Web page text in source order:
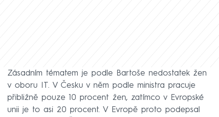
Zásadním tématem je podle Bartoše nedostatek žen
v oboru IT. V Česku v něm podle ministra pracuje
přibližně pouze 10 procent žen, zatímco v Evropské
unii je to asi 20 procent. V Evropě proto podepsal